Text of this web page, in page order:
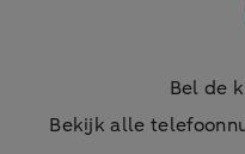
Bel de
Bekijk alle